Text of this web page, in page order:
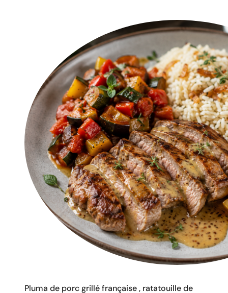
Pluma de porc grillé française , ratatouille de